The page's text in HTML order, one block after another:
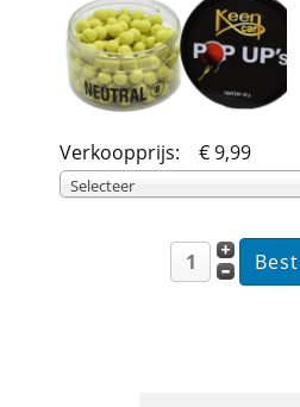
Verkoopprijs: € 9,99
Selecteer